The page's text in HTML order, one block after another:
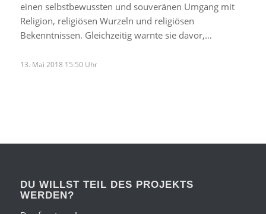
einen selbstbewussten und souveränen Umgang mit
Religion, religiösen Wurzeln und religiösen
Bekenntnissen. Gleichzeitig warnte sie davor,…
13. Mai 2018 15:50 Uhr
DU WILLST TEIL DES PROJEKTS
WERDEN?